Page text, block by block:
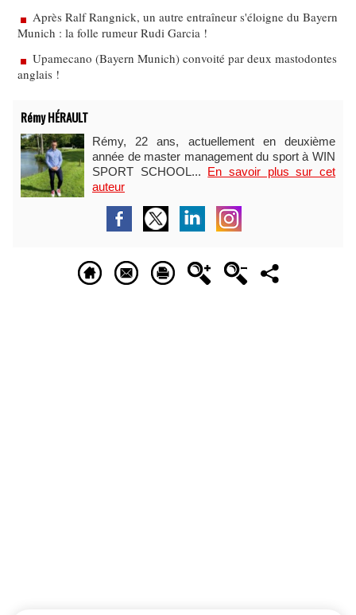
Après Ralf Rangnick, un autre entraîneur s'éloigne du Bayern
Munich : la folle rumeur Rudi Garcia !
Upamecano (Bayern Munich) convoité par deux mastodontes
anglais !
Rémy HÉRAULT
Rémy, 22 ans, actuellement en deuxième
année de master management du sport à WIN
SPORT SCHOOL... En savoir plus sur cet
auteur